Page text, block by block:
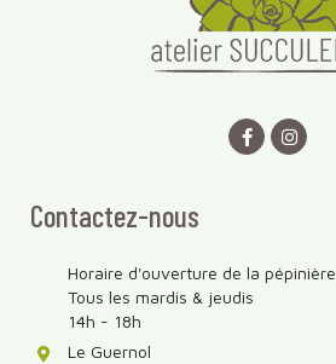
Contactez-nous
Horaire d'ouverture de la pépinière
Tous les mardis & jeudis
14h - 18h
Le Guernol